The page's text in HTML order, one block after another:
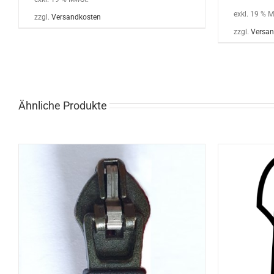
zzgl. Versandkosten exkl. 19 %
zzgl.
Ähnliche Produkte
OPTIONEN WÄHLENDIESES
/